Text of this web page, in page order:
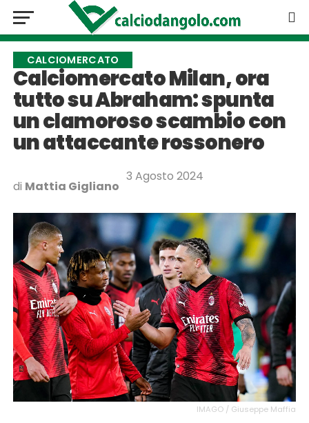
CALCIOMERCATO
Calciomercato Milan, ora
tutto su Abraham: spunta
un clamoroso scambio con
un attaccante rossonero
di Mattia Gigliano
3 Agosto 2024
IMAGO / Giuseppe Maffia